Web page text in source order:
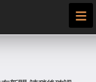
≡